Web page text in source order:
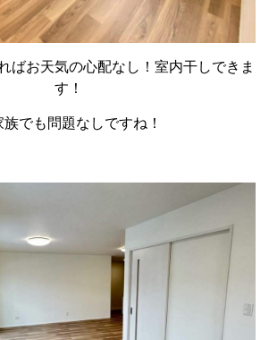
ばお天気の心配なし！室内干しできま
す！
族でも問題なしですね！